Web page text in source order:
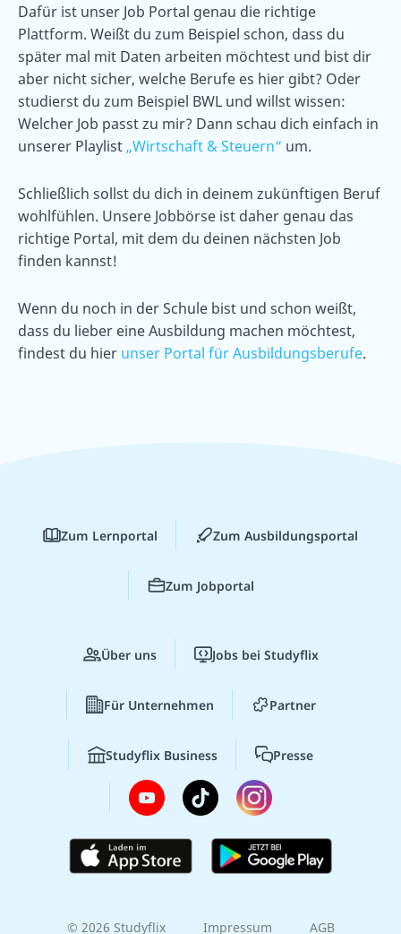
Dafür ist unser Job Portal genau die richtige
Plattform. Weißt du zum Beispiel schon, dass du
später mal mit Daten arbeiten möchtest und bist dir
aber nicht sicher, welche Berufe es hier gibt? Oder
studierst du zum Beispiel BWL und willst wissen:
Welcher Job passt zu mir? Dann schau dich einfach in
unserer Playlist„Wirtschaft & Steuern“ um.
Schließlich sollst du dich in deinem zukünftigen Beruf
wohlfühlen. Unsere Jobbörse ist daher genau das
richtige Portal, mit dem du deinen nächsten Job
finden kannst!
Wenn du noch in der Schule bist und schon weißt,
dass du lieber eine Ausbildung machen möchtest,
findest du hier unser Portal für Ausbildungsberufe.
Zum Lernportal Zum Ausbildungsportal
Zum Jobportal
Über uns Jobs bei Studyflix
Für Unternehmen Partner
Studyflix Business Presse
© 2026 Studyflix Impressum AGB